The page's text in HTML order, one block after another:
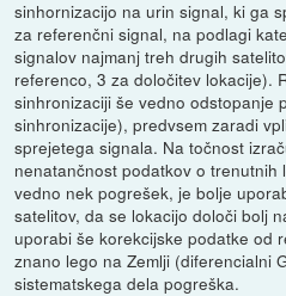
sinhornizacijo na urin signal, ki ga
za referenčni signal, na podlagi
signalov najmanj treh drugih
referenco, 3 za določitev lokacije).
sinhronizaciji še vedno odstopanje
sinhronizacije), predvsem zaradi
sprejetega signala. Na točnost
nenatančnost podatkov o trenutnih
vedno nek pogrešek, je bolje
satelitov, da se lokacijo določi bolj
uporabi še korekcijske podatke od
znano lego na Zemlji (diferencialni
sistematskega dela pogreška.